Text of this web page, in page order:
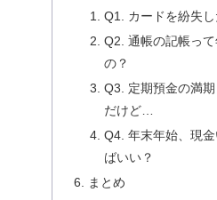
Q1. カードを紛失
Q2. 通帳の記帳っ
の？
Q3. 定期預金の満
だけど…
Q4. 年末年始、現
ばいい？
まとめ